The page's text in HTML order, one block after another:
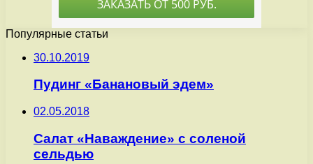
Популярные статьи
30.10.2019
Пудинг «Банановый эдем»
02.05.2018
Салат «Наваждение» с соленой
сельдью